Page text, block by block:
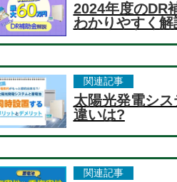
2024年度のDR
わかりやすく解
関連記事
太陽光発電シ
違いは?
関連記事